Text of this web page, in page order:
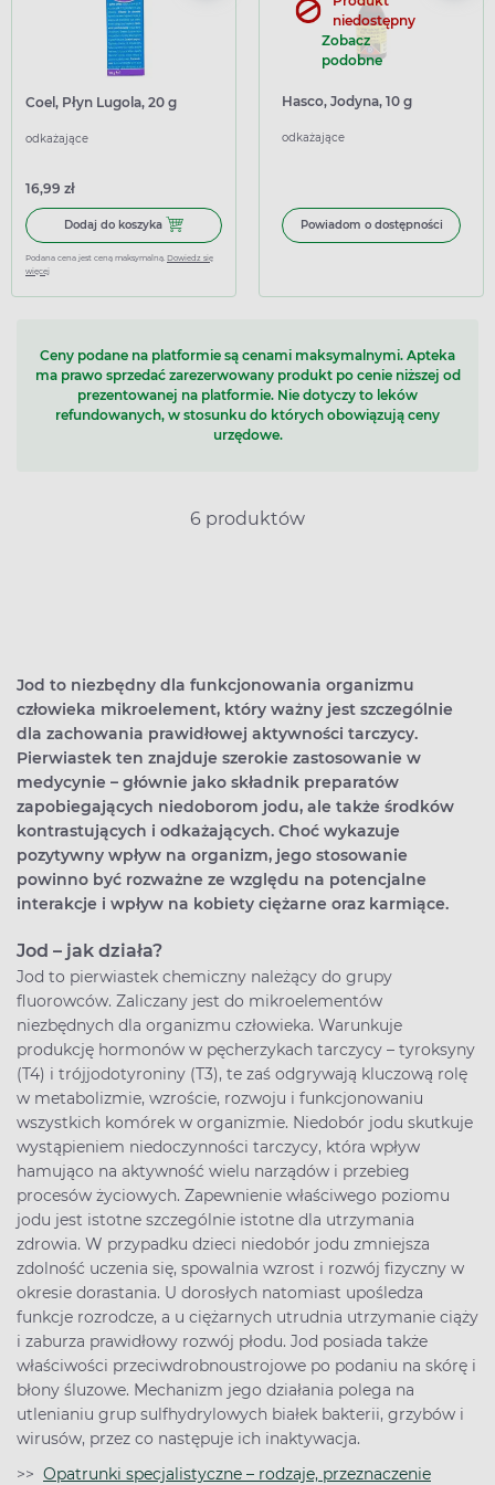
Coel, Płyn Lugola, 20 g
odkażające
16,99 zł
Dodaj do koszyka Dodaj do koszyka Coel, Płyn Lugola, 20 g
Podana cena jest ceną maksymalną. Dowiedz się
więcej
niedostępny
Zobacz
podobne
Hasco, Jodyna, 10 g
odkażające
Powiadom o dostępności
Ceny podane na platformie są cenami maksymalnymi. Apteka
ma prawo sprzedać zarezerwowany produkt po cenie niższej od
prezentowanej na platformie. Nie dotyczy to leków
refundowanych, w stosunku do których obowiązują ceny
urzędowe.
6 produktów
Jod to niezbędny dla funkcjonowania organizmu
człowieka mikroelement, który ważny jest szczególnie
dla zachowania prawidłowej aktywności tarczycy.
Pierwiastek ten znajduje szerokie zastosowanie w
medycynie – głównie jako składnik preparatów
zapobiegających niedoborom jodu, ale także środków
kontrastujących i odkażających. Choć wykazuje
pozytywny wpływ na organizm, jego stosowanie
powinno być rozważne ze względu na potencjalne
interakcje i wpływ na kobiety ciężarne oraz karmiące.
Jod – jak działa?
Jod to pierwiastek chemiczny należący do grupy
fluorowców. Zaliczany jest do mikroelementów
niezbędnych dla organizmu człowieka. Warunkuje
produkcję hormonów w pęcherzykach tarczycy – tyroksyny
(T4) i trójjodotyroniny (T3), te zaś odgrywają kluczową rolę
w metabolizmie, wzroście, rozwoju i funkcjonowaniu
wszystkich komórek w organizmie. Niedobór jodu skutkuje
wystąpieniem niedoczynności tarczycy, która wpływ
hamująco na aktywność wielu narządów i przebieg
procesów życiowych. Zapewnienie właściwego poziomu
jodu jest istotne szczególnie istotne dla utrzymania
zdrowia. W przypadku dzieci niedobór jodu zmniejsza
zdolność uczenia się, spowalnia wzrost i rozwój fizyczny w
okresie dorastania. U dorosłych natomiast upośledza
funkcje rozrodcze, a u ciężarnych utrudnia utrzymanie ciąży
i zaburza prawidłowy rozwój płodu. Jod posiada także
właściwości przeciwdrobnoustrojowe po podaniu na skórę i
błony śluzowe. Mechanizm jego działania polega na
utlenianiu grup sulfhydrylowych białek bakterii, grzybów i
wirusów, przez co następuje ich inaktywacja.
>> Opatrunki specjalistyczne – rodzaje, przeznaczenie